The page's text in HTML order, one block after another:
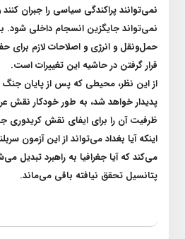
نمی‌توانند پراکندگی سیاسی را جبران
نمی‌تواند جایگزین انسجام داخلی شود.
حمل‌و‌نقل و انرژی و اصلاحات لازم برای
قرار گرفتن در حاشیه این تغییرات است.
از این نظر، محیطی که پس از پایان جنگ
پدیدار خواهد شد، به طور خودکار نقش
ظرفیت آن را برای ایفای نقش کریدوری
اینکه آیا بغداد می‌تواند از این آزمون
می‌کند که آیا جغرافیا به راهبرد تبدیل
پتانسیل تحقق نیافته باقی می‌ماند.